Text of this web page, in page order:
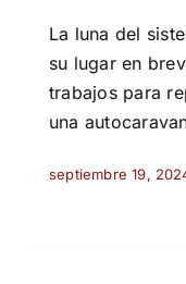
La luna del
su lugar en
trabajos para
una
septiembre 19,